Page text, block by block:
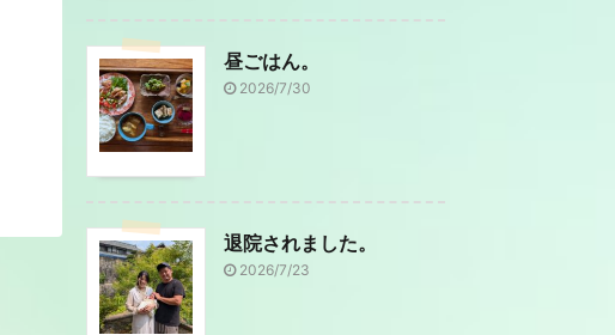
昼ごはん。
2026/7/30
退院されました。
2026/7/23